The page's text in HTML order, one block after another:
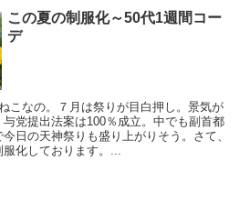
この夏の制服化～50代1週間コー
デ
こなの。７月は祭りが目白押し。景気が
党提出法案は100％成立。中でも副首都
日の天神祭りも盛り上がりそう。さて、
服化しております。...